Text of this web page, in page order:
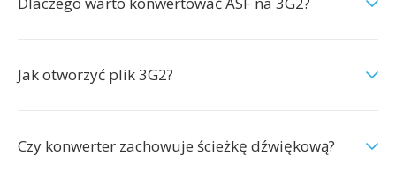
Jak otworzyć plik 3G2?
Czy konwerter zachowuje ścieżkę dźwiękową?